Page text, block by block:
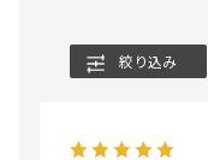
絞り込み